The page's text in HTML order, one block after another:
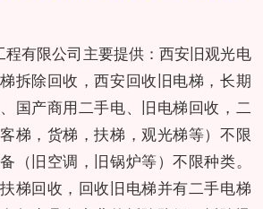
程有限公司主要提供：西安旧观光电
拆除回收，西安回收旧电梯，长期
国产商用二手电、旧电梯回收，二
梯，货梯，扶梯，观光梯等）不限
（旧空调，旧锅炉等）不限种类。
梯回收，回收旧电梯并有二手电梯